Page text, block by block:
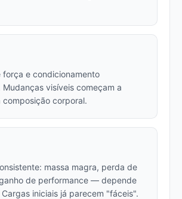
força e condicionamento
Mudanças visíveis começam a
composição corporal.
massa magra, perda de
de performance — depende
iniciais já parecem "fáceis".